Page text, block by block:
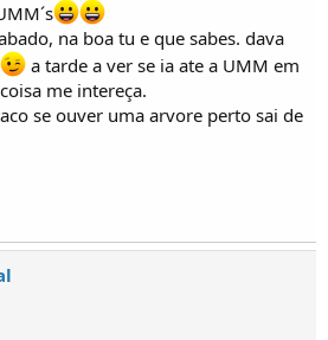
na boa tu e que sabes. dava
a tarde a ver se ia ate a UMM em
me intereça.
se ouver uma arvore perto sai de